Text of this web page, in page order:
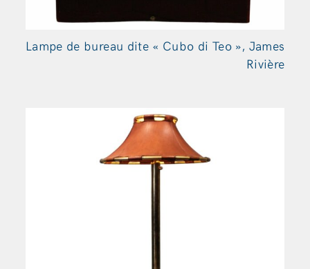
Lampe de bureau dite « Cubo di Teo », James
Rivière